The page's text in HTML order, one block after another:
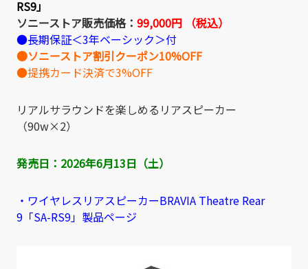
RS9」
ソニーストア販売価格： 99,000円 （税込）
●長期保証＜3年ベーシック＞付
●ソニーストア割引クーポン10%OFF
●提携カード決済で3%OFF
リアルサラウンドを楽しめるリアスピーカー
（90w×2）
発売日： 2026年6月13日（土）
・ワイヤレスリアスピーカーBRAVIA Theatre Rear
9「SA-RS9」製品ページ